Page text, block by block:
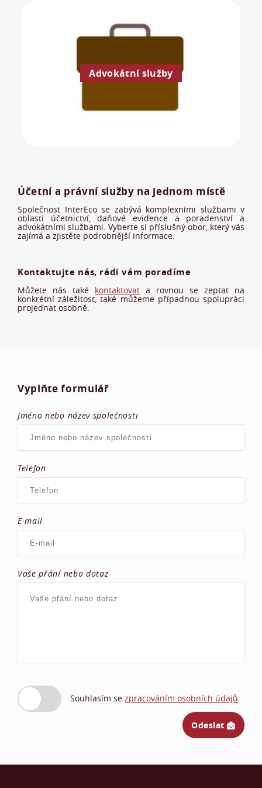
Advokátní služby
Účetní a právní služby na jednom místě
Společnost InterEco se zabývá komplexními službami v
oblasti účetnictví, daňové evidence a poradenství a
advokátními službami. Vyberte si příslušný obor, který vás
zajímá a zjistěte podrobnější informace.
Kontaktujte nás, rádi vám poradíme
Můžete nás také kontaktovat a rovnou se zeptat na
konkrétní záležitost, také můžeme případnou spolupráci
projednat osobně.
Vyplňte formulář
Jméno nebo název společnosti
Telefon
E-mail
Vaše přání nebo dotaz
Souhlasím se zpracováním osobních údajů
Odeslat